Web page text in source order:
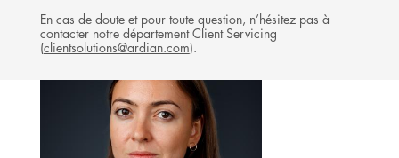
En cas de doute et pour toute question, n’hésitez pas à
contacter notre département Client Servicing
(clientsolutions@ardian.com).